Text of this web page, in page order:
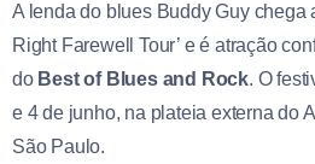
A lenda do blues Buddy Guy chega
Right Farewell Tour’ e é atração
do Best of Blues and Rock. O
e 4 de junho, na plateia externa do
São Paulo.